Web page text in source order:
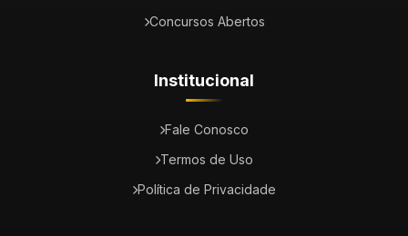
Concursos Abertos
Institucional
Fale Conosco
Termos de Uso
Política de Privacidade